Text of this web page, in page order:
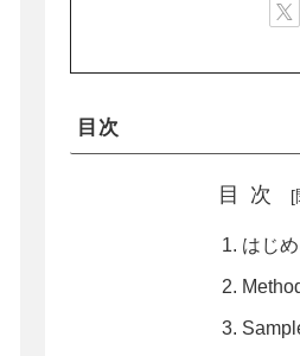
目次
目次
はじ